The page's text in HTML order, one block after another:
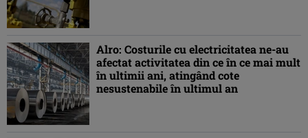
Alro: Costurile cu electricitatea ne-au
afectat activitatea din ce în ce mai mult
în ultimii ani, atingând cote
nesustenabile în ultimul an